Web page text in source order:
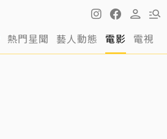
熱門星聞 藝人動態 電影 電視